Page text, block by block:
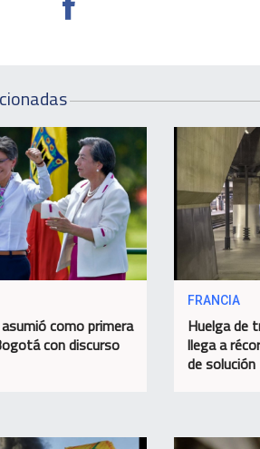
como primera
con discurso
FRANCIA
Huelga de
llega a
de solución